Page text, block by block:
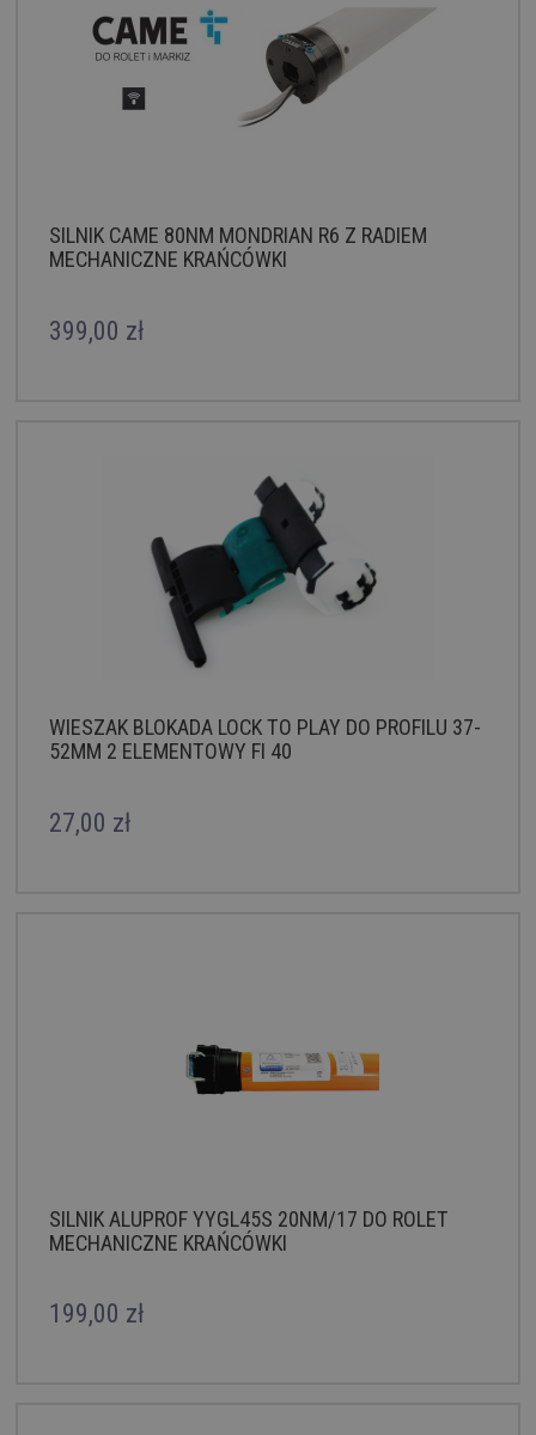
SILNIK CAME 80NM MONDRIAN R6 Z RADIEM
MECHANICZNE KRAŃCÓWKI
399,00 zł
WIESZAK BLOKADA LOCK TO PLAY DO PROFILU 37-
52MM 2 ELEMENTOWY FI 40
27,00 zł
SILNIK ALUPROF YYGL45S 20NM/17 DO ROLET
MECHANICZNE KRAŃCÓWKI
199,00 zł